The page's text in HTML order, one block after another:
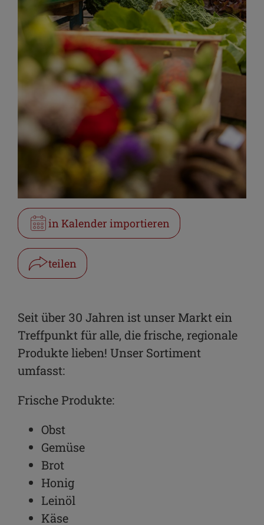
in Kalender importieren
teilen
WhatsApp
Link kopieren
E-Mail
Seit über 30 Jahren ist unser Markt ein
Treffpunkt für alle, die frische, regionale
Produkte lieben! Unser Sortiment
umfasst:
Frische Produkte:
Obst
Gemüse
Brot
Honig
Leinöl
Käse